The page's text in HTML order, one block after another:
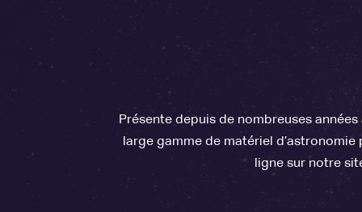
Présente depuis de nombreuses
large gamme de matériel
ligne sur notre